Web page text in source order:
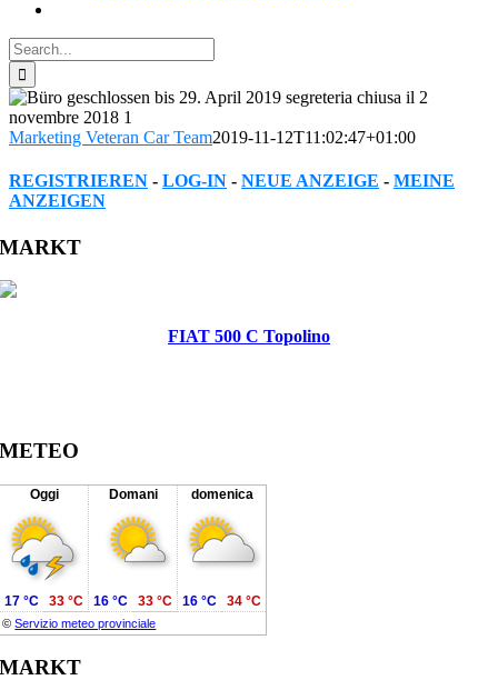
Search
for:
Marketing Veteran Car Team2019-11-12T11:02:47+01:00
REGISTRIEREN - LOG-IN - NEUE ANZEIGE - MEINE
ANZEIGEN
Facebook
Twitter
Reddit
LinkedIn
WhatsApp
Tumblr
Pinterest
Vk
Xing
Email
MARKT
FIAT 500 C Topolino
METEO
Oggi Domani domenica
©Servizio meteo provinciale
17 °C 33 °C 16 °C 33 °C 16 °C 34 °C
MARKT